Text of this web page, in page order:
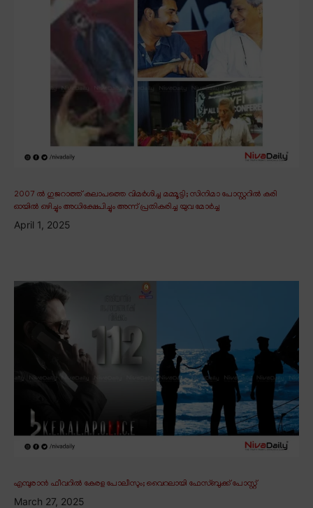
2007 ൽ ഗുജറാത്ത് കലാപത്തെ വിമർശിച്ച മമ്മൂട്ടി; സിനിമാ പോസ്റ്ററിൽ കരി
ഓയിൽ ഒഴിച്ചും അധിക്ഷേപിച്ചും അന്ന് പ്രതികരിച്ച യുവ മോർച്ച
April 1, 2025
എമ്പുരാൻ ഫീവറിൽ കേരള പോലീസും; വൈറലായി ഫേസ്ബുക്ക് പോസ്റ്റ്
March 27, 2025